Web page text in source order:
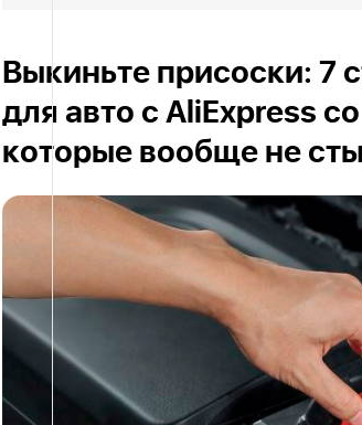
Выкиньте присоски: 7
для авто с AliExpress
которые вообще не